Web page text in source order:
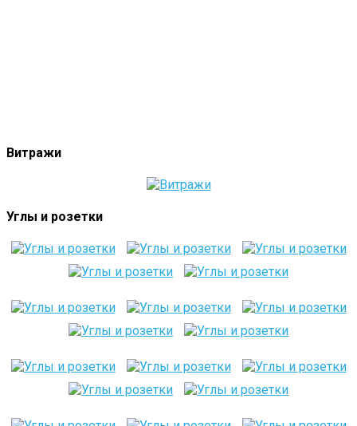
Витражи
Углы и розетки